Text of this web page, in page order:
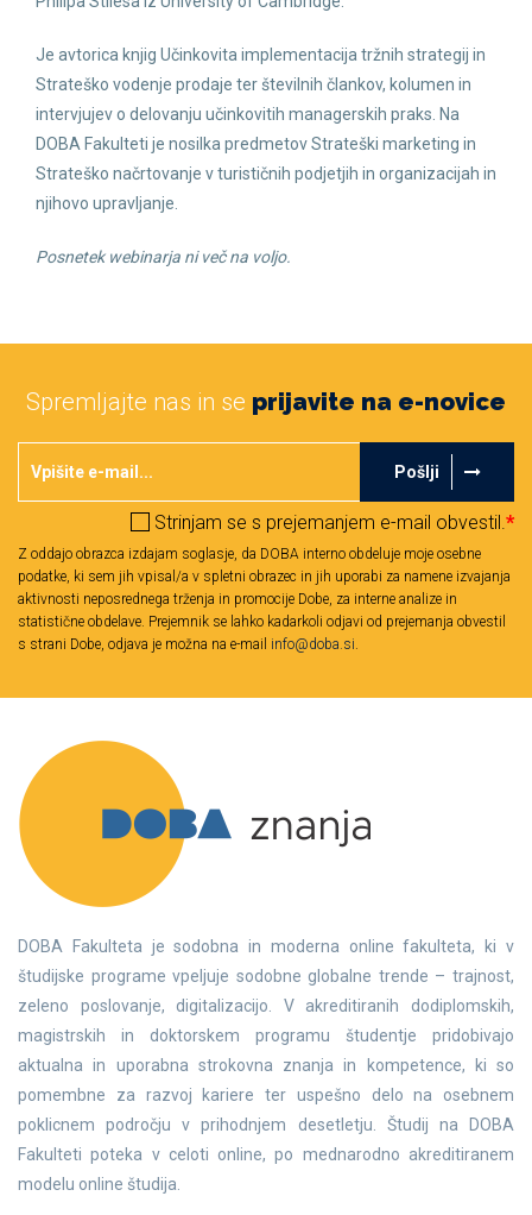
Je avtorica knjig Učinkovita implementacija tržnih strategij in
Strateško vodenje prodaje ter številnih člankov, kolumen in
intervjujev o delovanju učinkovitih managerskih praks. Na
DOBA Fakulteti je nosilka predmetov Strateški marketing in
Strateško načrtovanje v turističnih podjetjih in organizacijah in
njihovo upravljanje.
Posnetek webinarja ni več na voljo.
Spremljajte nas in se prijavite na e-novice
Pošlji
Strinjam se s prejemanjem e-mail obvestil. *
Z oddajo obrazca izdajam soglasje, da DOBA interno obdeluje moje osebne
podatke, ki sem jih vpisal/a v spletni obrazec in jih uporabi za namene izvajanja
aktivnosti neposrednega trženja in promocije Dobe, za interne analize in
statistične obdelave. Prejemnik se lahko kadarkoli odjavi od prejemanja obvestil
s strani Dobe, odjava je možna na e-mail info@doba.si.
DOBA Fakulteta je sodobna in moderna online fakulteta, ki v
študijske programe vpeljuje sodobne globalne trende – trajnost,
zeleno poslovanje, digitalizacijo. V akreditiranih dodiplomskih,
magistrskih in doktorskem programu študentje pridobivajo
aktualna in uporabna strokovna znanja in kompetence, ki so
pomembne za razvoj kariere ter uspešno delo na osebnem
poklicnem področju v prihodnjem desetletju. Študij na DOBA
Fakulteti poteka v celoti online, po mednarodno akreditiranem
modelu online študija.